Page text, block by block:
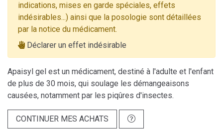
indications, mises en garde spéciales, effets
indésirables...) ainsi que la posologie sont détaillées
par la notice du médicament.
Déclarer un effet indésirable
Apaisyl gel est un médicament, destiné à l'adulte et l'enfant
de plus de 30 mois, qui soulage les démangeaisons
causées, notamment par les piqûres d'insectes.
CONTINUER MES ACHATS